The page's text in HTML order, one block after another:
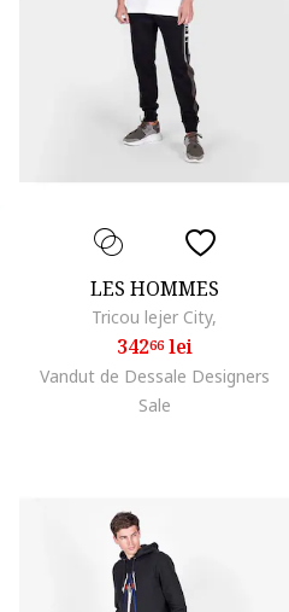
LES HOMMES
Tricou lejer City,
34266lei
Vandut de Dessale Designers
Sale